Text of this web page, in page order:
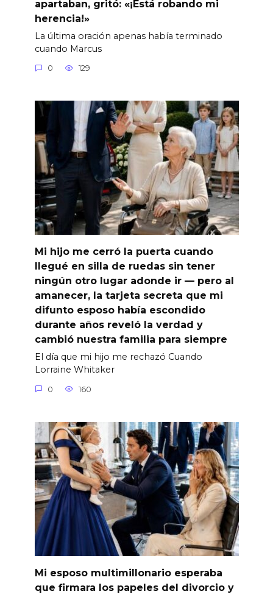
apartaban, gritó: «¡Está robando mi
herencia!»
La última oración apenas había terminado
cuando Marcus
0 129
Mi hijo me cerró la puerta cuando
llegué en silla de ruedas sin tener
ningún otro lugar adonde ir — pero al
amanecer, la tarjeta secreta que mi
difunto esposo había escondido
durante años reveló la verdad y
cambió nuestra familia para siempre
El día que mi hijo me rechazó Cuando
Lorraine Whitaker
0 160
Mi esposo multimillonario esperaba
que firmara los papeles del divorcio y